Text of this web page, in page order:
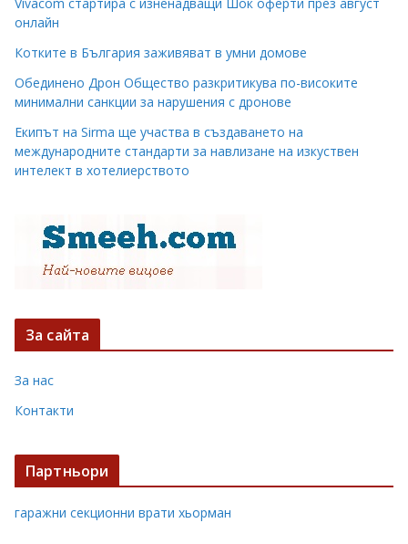
онлайн
Котките в България заживяват в умни домове
Обединено Дрон Общество разкритикува по-високите
минимални санкции за нарушения с дронове
Екипът на Sirma ще участва в създаването на
международните стандарти за навлизане на изкуствен
интелект в хотелиерството
За сайта
За нас
Контакти
Партньори
гаражни секционни врати хьорман